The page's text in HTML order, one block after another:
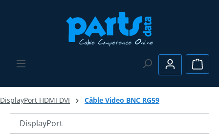
Le
DisplayPort HDMI DVI Câble Video BNC RG59
DisplayPort